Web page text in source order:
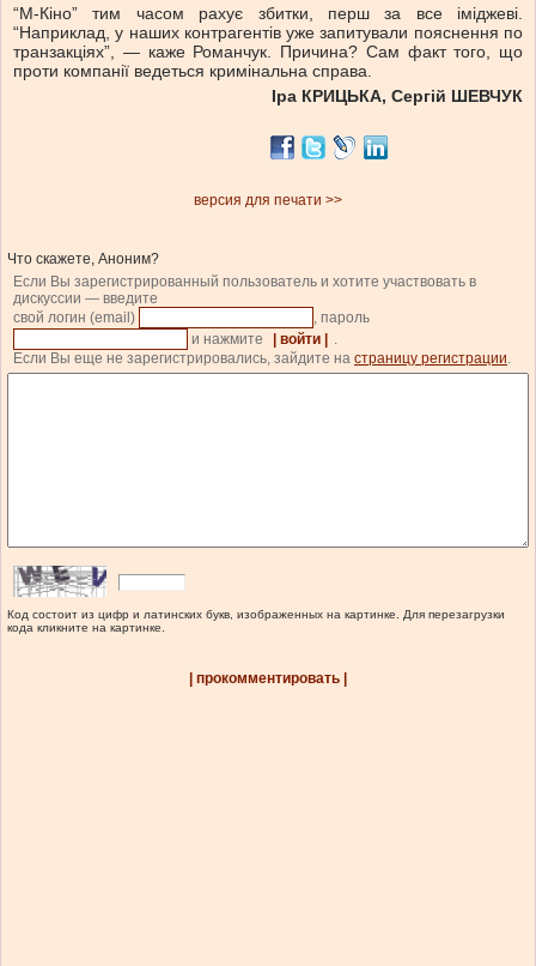
“М-Кіно” тим часом рахує збитки, перш за все іміджеві.
“Наприклад, у наших контрагентів уже запитували пояснення по
транзакціях”, — каже Романчук. Причина? Сам факт того, що
проти компанії ведеться кримінальна справа.
Іра КРИЦЬКА, Сергій ШЕВЧУК
версия для печати >>
Что скажете, Аноним?
Если Вы зарегистрированный пользователь и хотите участвовать в
дискуссии — введите
свой логин (email)
, пароль
и нажмите
| войти |
.
Если Вы еще не зарегистрировались, зайдите на страницу регистрации.
Код состоит из цифр и латинских букв, изображенных на картинке. Для перезагрузки
кода кликните на картинке.
| прокомментировать |